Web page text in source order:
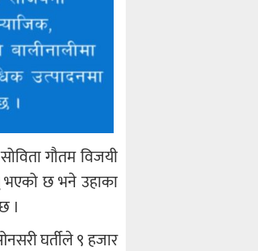
गौतम विजयी
भएको छ भने उहाका
।
घर्तीले ९ हजार